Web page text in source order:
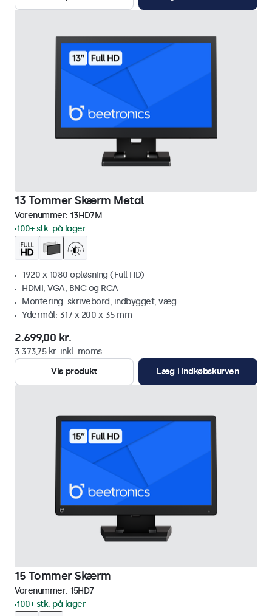
13 Tommer Skærm Metal
Varenummer: 13HD7M
100+ stk. på lager
1920 x 1080 opløsning (Full HD)
HDMI, VGA, BNC og RCA
Montering: skrivebord, indbygget, væg
Ydermål: 317 x 200 x 35 mm
2.699,00 kr.
3.373,75 kr. inkl. moms
Vis produkt
Læg i indkøbskurven
15 Tommer Skærm
Varenummer: 15HD7
100+ stk. på lager